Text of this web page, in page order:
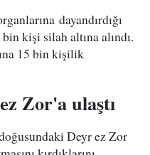
dayandırdığı
kişi silah altına alındı.
15 bin kişilik
Zor'a ulaştı
Deyr ez Zor